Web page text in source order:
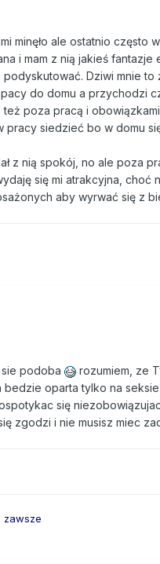
minęło ale ostatnio często
i mam z nią jakieś fantazje
Dziwi mnie to
do domu a przychodzi
poza pracą i
pracy siedzieć bo w domu
z nią spokój, no ale poza
się mi atrakcyjna, choć
aby wyrwać się z
sie podoba
rozumiem, ze
oparta tylko na
się
zgodzi i nie musisz miec
zawsze